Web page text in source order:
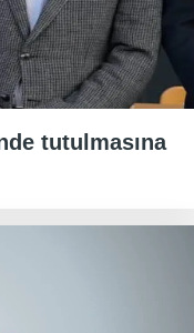
tutulmasına